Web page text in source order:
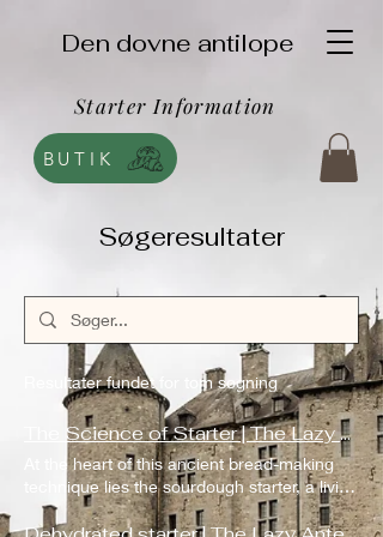
BUTIK
Den dovne antilope
Starter Information
Søgeresultater
Resultater fundet for tom søgning
The Science of Starter | The Lazy Antelope
At the heart of this ancient bread-making
technique lies the sourdough starter, a living
culture of flour and water that harnesses
the principles of microbial fermentation.